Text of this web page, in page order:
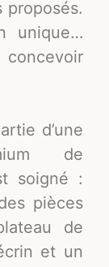
proposés.
unique…
d’une
de
soigné :
pièces
de
et un